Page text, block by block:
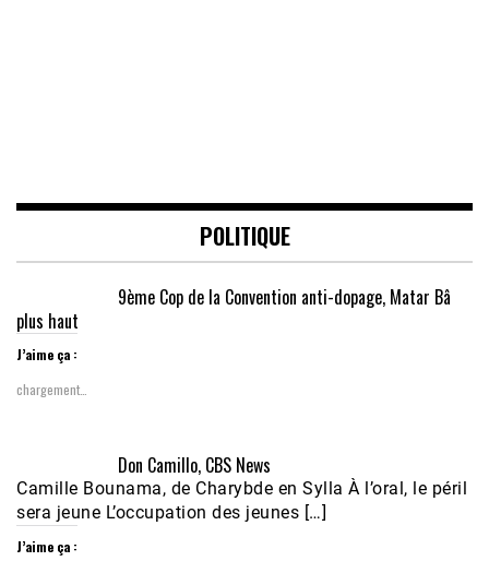
POLITIQUE
9ème Cop de la Convention anti-dopage, Matar Bâ
plus haut
J’aime ça :
chargement…
Don Camillo, CBS News
Camille Bounama, de Charybde en Sylla À l’oral, le péril
sera jeune L’occupation des jeunes […]
J’aime ça :